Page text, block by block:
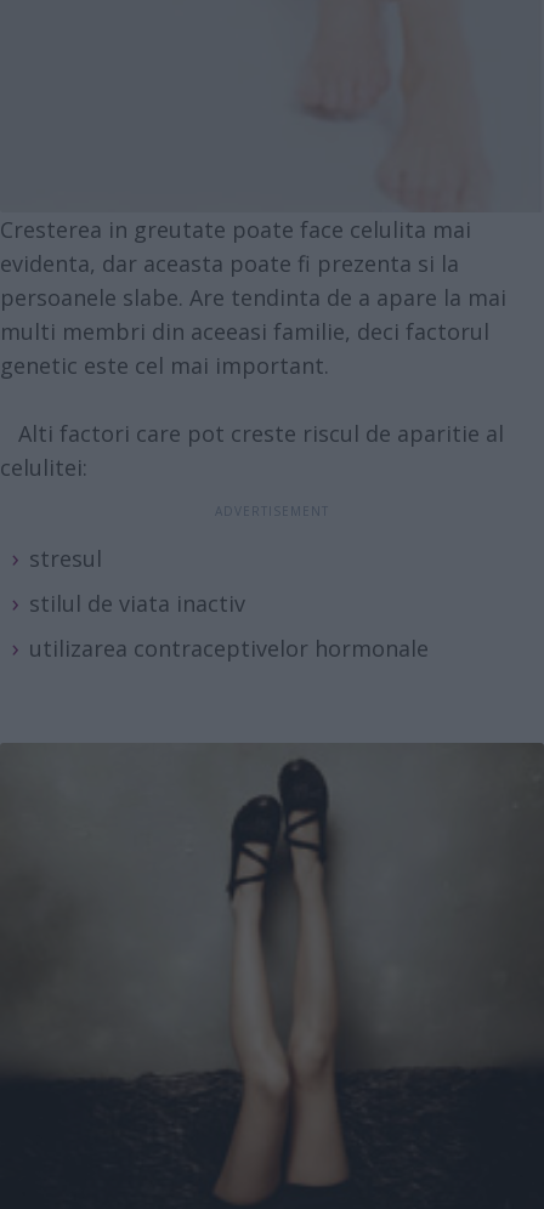
Cresterea in greutate poate face celulita mai
evidenta, dar aceasta poate fi prezenta si la
persoanele slabe. Are tendinta de a apare la mai
multi membri din aceeasi familie, deci factorul
genetic este cel mai important.
Alti factori care pot creste riscul de aparitie al
celulitei:
stresul
stilul de viata inactiv
utilizarea contraceptivelor hormonale